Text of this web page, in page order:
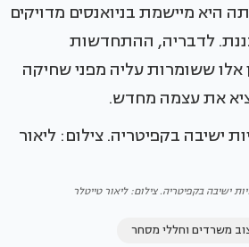
היא מיישמת בניואנסים מדויקים
לדבריה, ההתחדשות
ששומרות עליה מפני שחיקה
את עצמה מחדש.
ישיבה בקפיטריה. צילום: ליאור טייטלר
משרדים וחללי מסחר